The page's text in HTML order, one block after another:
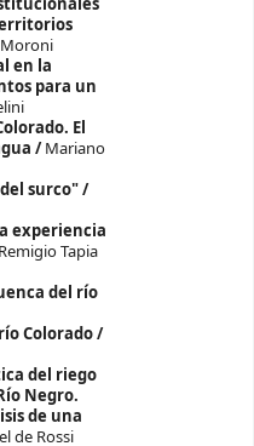
en la
para un
El
/Mariano
surco" /
experiencia
Tapia
del río
Colorado /
del riego
Negro.
de una
de Rossi